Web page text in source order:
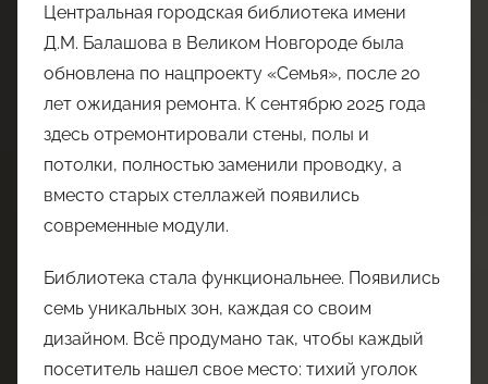
Центральная городская библиотека имени
Д.М. Балашова в Великом Новгороде была
обновлена по нацпроекту «Семья», после 20
лет ожидания ремонта. К сентябрю 2025 года
здесь отремонтировали стены, полы и
потолки, полностью заменили проводку, а
вместо старых стеллажей появились
современные модули.
Библиотека стала функциональнее. Появились
семь уникальных зон, каждая со своим
дизайном. Всё продумано так, чтобы каждый
посетитель нашел свое место: тихий уголок